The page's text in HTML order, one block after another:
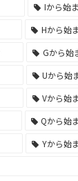
Iから始
Hから始
Gから始
Uから始
Vから始
Qから始
Yから始